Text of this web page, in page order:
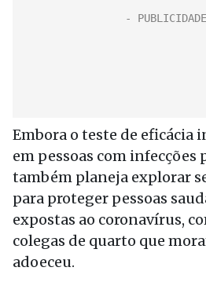
Embora o teste de eficácia
em pessoas com infecções
também planeja explorar
para proteger pessoas
expostas ao coronavírus,
colegas de quarto que
adoeceu.